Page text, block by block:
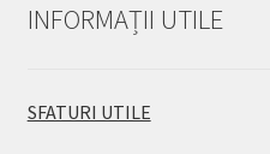
INFORMAȚII UTILE
SFATURI UTILE